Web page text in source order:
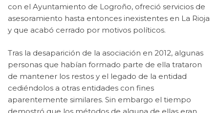
con el Ayuntamiento de Logroño, ofreció servicios de
asesoramiento hasta entonces inexistentes en La Rioja
y que acabó cerrado por motivos políticos.
Tras la desaparición de la asociación en 2012, algunas
personas que habían formado parte de ella trataron
de mantener los restos y el legado de la entidad
cediéndolos a otras entidades con fines
aparentemente similares. Sin embargo el tiempo
demostró que los métodos de alguna de ellas eran